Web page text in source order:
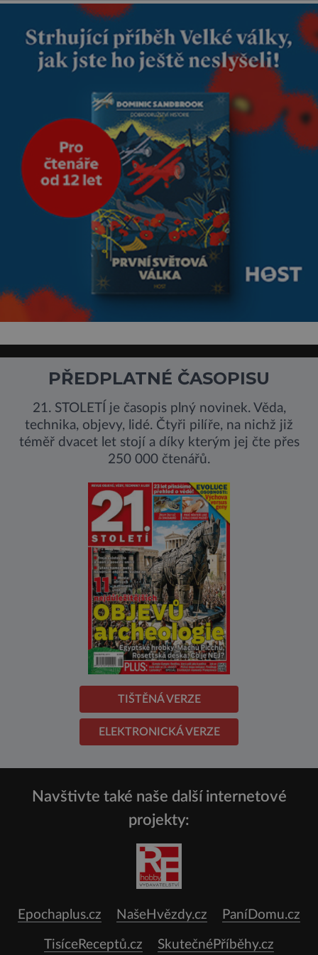
nás dali dohromady, Toník byl
dobře zaopatřený mladý muž.
Manželství nám oběma moc
nesvědčilo, brzy jsme zjistili, že
PŘEDPLATNÉ ČASOPISU
21. STOLETÍ je časopis plný novinek. Věda,
technika, objevy, lidé. Čtyři pilíře, na nichž již
téměř dvacet let stojí a díky kterým jej čte přes
250 000 čtenářů.
TIŠTĚNÁ VERZE
ELEKTRONICKÁ VERZE
Navštivte také naše další internetové
projekty:
Epochaplus.cz NašeHvězdy.cz PaníDomu.cz
TisíceReceptů.cz SkutečnéPříběhy.cz